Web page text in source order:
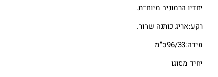
יחדיו הרמוניה מיוחדת.
רקע:אריג כותנה שחור.
מידה:96/33ס"מ
יחיד מסוגו